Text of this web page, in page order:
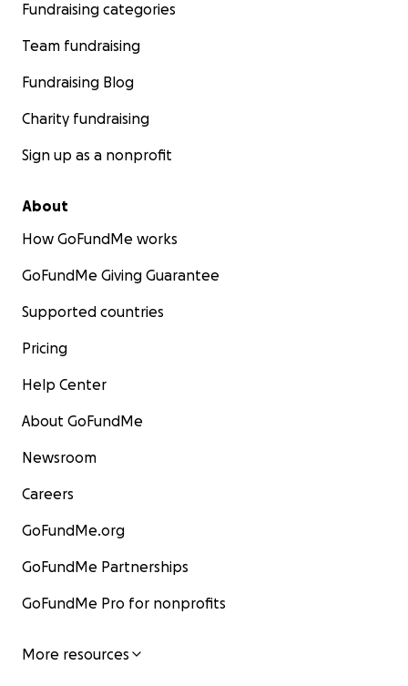
Fundraising categories
Team fundraising
Fundraising Blog
Charity fundraising
Sign up as a nonprofit
About
How GoFundMe works
GoFundMe Giving Guarantee
Supported countries
Pricing
Help Center
About GoFundMe
Newsroom
Careers
GoFundMe.org
GoFundMe Partnerships
GoFundMe Pro for nonprofits
More resources